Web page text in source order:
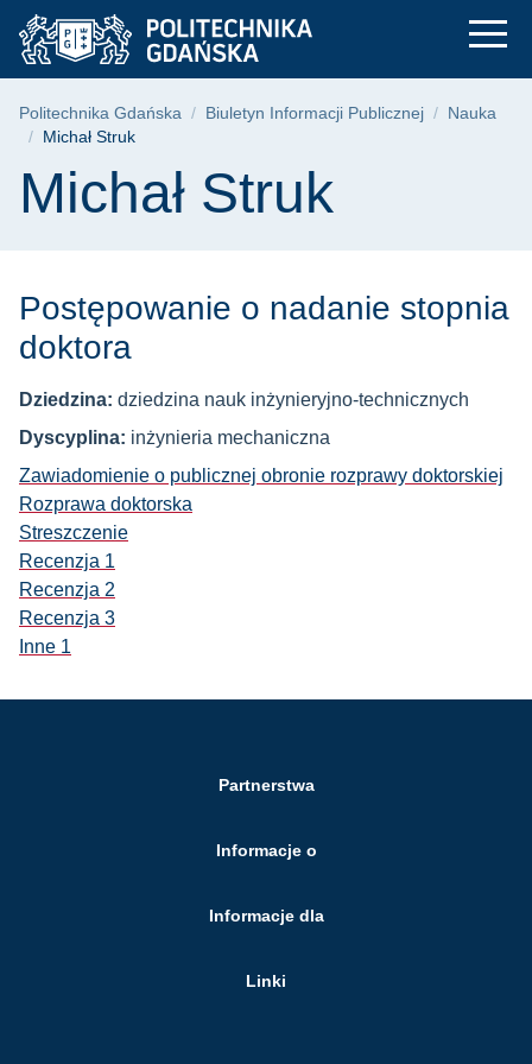
Przejdź
do
menu
Przejdź
do
wyszukiwarki
Przejdź
do
treści
Michał Struk |
Ścieżka nawigacyjna
Politechnika Gdańska Biuletyn Informacji Publicznej
Nauka
Michał Struk
Treść strony
Michał Struk
Postępowanie o nadanie stopnia
doktora
Dziedzina: dziedzina nauk inżynieryjno-technicznych
Dyscyplina: inżynieria mechaniczna
Zawiadomienie o publicznej obronie rozprawy doktorskiej
Rozprawa doktorska
Streszczenie
Recenzja 1
Recenzja 2
Recenzja 3
Inne 1
Partnerstwa
Informacje o
Informacje dla
Linki